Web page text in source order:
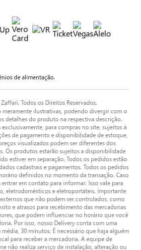
de alimentação.
Todos os Direitos Reservados.
ilustrativas, podendo divergir com o
detalhes do produto na respectiva descrição.
para compras no site, sujeitos à
de pagamento e disponibilidade de estoque,
visualizados podem ser diferentes dos
Os produtos estarão sujeitos a disponibilidade
estiver em separação. Todos os pedidos estão
cadastrais e pagamentos. Todos os pedidos
definidos no momento da transação. Caso
em contato para informar. Isso vale para
eletrodomésticos e eletroportáteis. Importante
que não podem ser controlados, como
e atrasos para recebimento das mercadorias
que podem influenciar no horário que você
Por isso, nosso Delivery conta com uma
30 minutos. É necessário que haja alguém
para receber a mercadoria. A equipe de
não realiza serviço de instalação, alteração ou